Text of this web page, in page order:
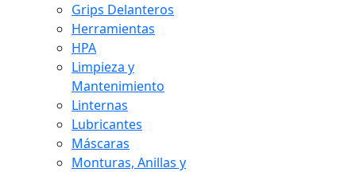
Grips Delanteros
Herramientas
HPA
Limpieza y
Mantenimiento
Linternas
Lubricantes
Máscaras
Monturas, Anillas y